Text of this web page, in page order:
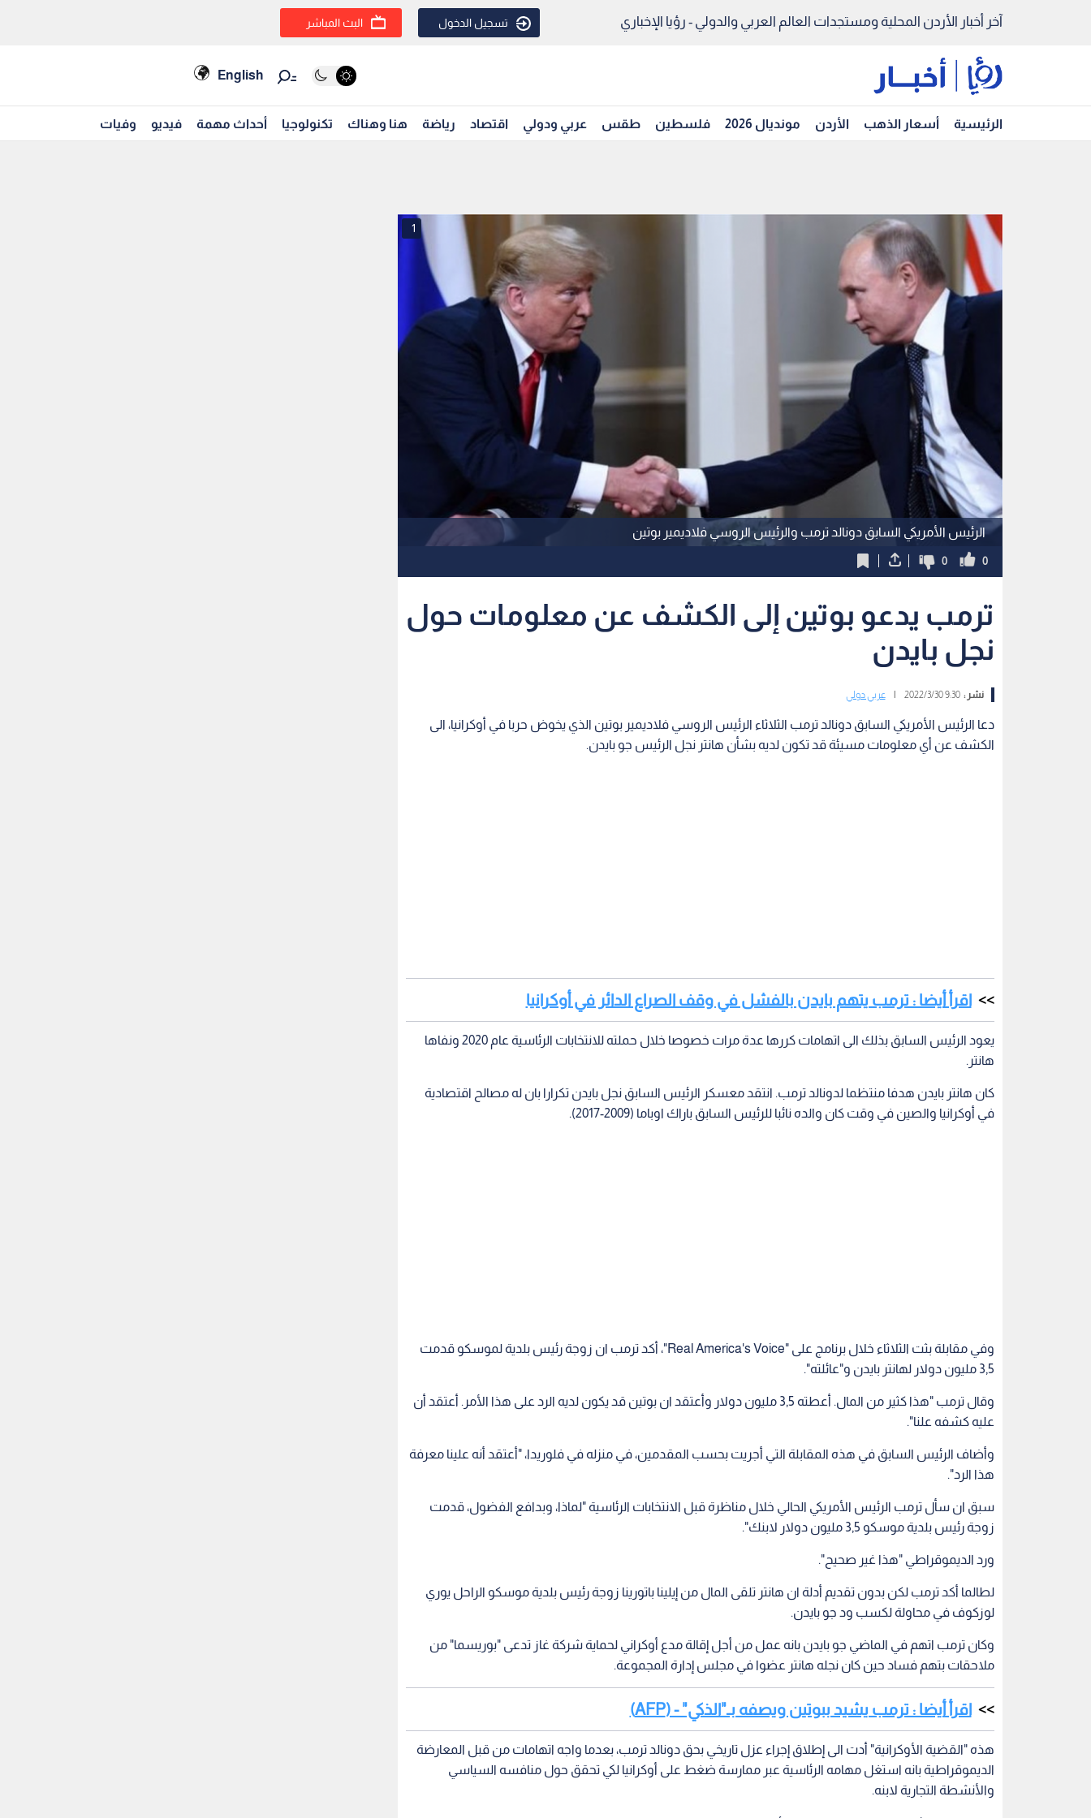
آخر أخبار الأردن المحلية ومستجدات العالم العربي والدولي - رؤيا الإخباري تسجيل الدخول البث المباشر
English
الرئيسية أسعار الذهب الأردن مونديال 2026 فلسطين طقس عربي ودولي اقتصاد رياضة هنا وهناك تكنولوجيا أحداث مهمة فيديو وفيات
الرئيس الأمريكي السابق دونالد ترمب والرئيس الروسي فلاديمير بوتين
1
0
0
ترمب يدعو بوتين إلى الكشف عن معلومات حول
نجل بايدن
نشر :9:30 2022/3/30 عربي دولي
دعا الرئيس الأمريكي السابق دونالد ترمب الثلاثاء الرئيس الروسي فلاديمير بوتين الذي يخوض حربا في أوكرانيا، الى
الكشف عن أي معلومات مسيئة قد تكون لديه بشأن هانتر نجل الرئيس جو بايدن.
اقرأ أيضا : ترمب يتهم بايدن بالفشل في وقف الصراع الدائر في أوكرانيا
يعود الرئيس السابق بذلك الى اتهامات كررها عدة مرات خصوصا خلال حملته للانتخابات الرئاسية عام 2020 ونفاها
هانتر.
كان هانتر بايدن هدفا منتظما لدونالد ترمب. انتقد معسكر الرئيس السابق نجل بايدن تكرارا بان له مصالح اقتصادية
في أوكرانيا والصين في وقت كان والده نائبا للرئيس السابق باراك اوباما (2009-2017).
وفي مقابلة بثت الثلاثاء خلال برنامج على "Real America's Voice"، أكد ترمب ان زوجة رئيس بلدية لموسكو قدمت
3,5 مليون دولار لهانتر بايدن و"عائلته".
وقال ترمب "هذا كثير من المال. أعطته 3,5 مليون دولار وأعتقد ان بوتين قد يكون لديه الرد على هذا الأمر. أعتقد أن
عليه كشفه علنا".
وأضاف الرئيس السابق في هذه المقابلة التي أجريت بحسب المقدمين، في منزله في فلوريدا، "أعتقد أنه علينا معرفة
هذا الرد".
سبق ان سأل ترمب الرئيس الأمريكي الحالي خلال مناظرة قبل الانتخابات الرئاسية "لماذا، وبدافع الفضول، قدمت
زوجة رئيس بلدية موسكو 3,5 مليون دولار لابنك".
ورد الديموقراطي "هذا غير صحيح".
لطالما أكد ترمب لكن بدون تقديم أدلة ان هانتر تلقى المال من إيلينا باتورينا زوجة رئيس بلدية موسكو الراحل يوري
لوزكوف في محاولة لكسب ود جو بايدن.
وكان ترمب اتهم في الماضي جو بايدن بانه عمل من أجل إقالة مدع أوكراني لحماية شركة غاز تدعى "بوريسما" من
ملاحقات بتهم فساد حين كان نجله هانتر عضوا في مجلس إدارة المجموعة.
اقرأ أيضا : ترمب يشيد ببوتين ويصفه بـ"الذكي" - (AFP)
هذه "القضية الأوكرانية" أدت الى إطلاق إجراء عزل تاريخي بحق دونالد ترمب، بعدما واجه اتهامات من قبل المعارضة
الديموقراطية بانه استغل مهامه الرئاسية عبر ممارسة ضغط على أوكرانيا لكي تحقق حول منافسه السياسي
والأنشطة التجارية لابنه.